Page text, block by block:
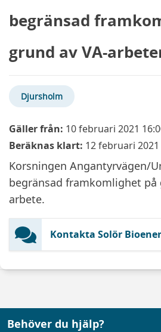
begränsad
grund av VA-
Djursholm
Gäller från: 10 februari 2021
Beräknas klart: 12 februari 2021
Korsningen Angantyrvägen/
begränsad framkomlighet på
arbete.
Kontakta Solör
Behöver du hjälp?